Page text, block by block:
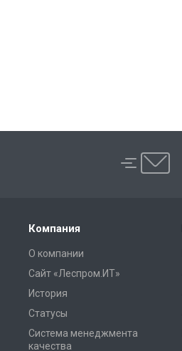
Компания
О компании
Сайт «Леспром.ИТ»
История
Статусы
Система менеджмента
качества